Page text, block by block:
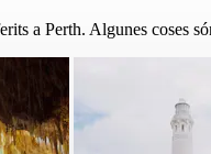
a Perth. Algunes coses